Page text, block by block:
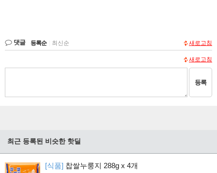
댓글 등록순 최신순 새로고침
새로고침
등록
최근 등록된 비슷한 핫딜
[식품] 찹쌀누룽지 288g x 4개